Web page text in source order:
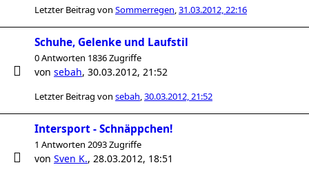
Letzter Beitrag von Sommerregen,31.03.2012, 22:16
Schuhe, Gelenke und Laufstil
0 Antworten 1836 Zugriffe
von sebah, 30.03.2012, 21:52
Letzter Beitrag von sebah,30.03.2012, 21:52
Intersport - Schnäppchen!
1 Antworten 2093 Zugriffe
von Sven K., 28.03.2012, 18:51